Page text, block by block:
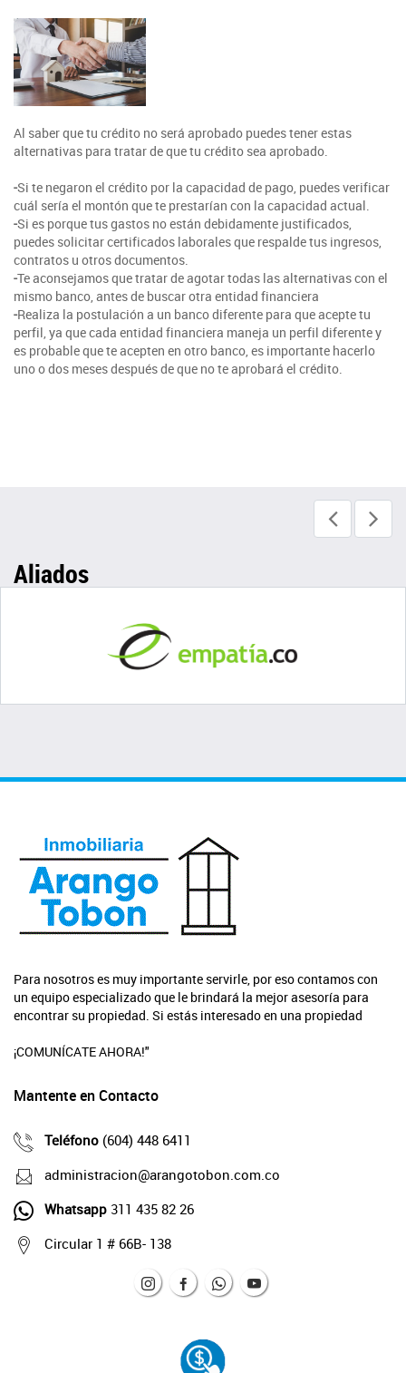
Al saber que tu crédito no será aprobado puedes tener estas
alternativas para tratar de que tu crédito sea aprobado.
-Si te negaron el crédito por la capacidad de pago, puedes verificar
cuál sería el montón que te prestarían con la capacidad actual.
-Si es porque tus gastos no están debidamente justificados,
puedes solicitar certificados laborales que respalde tus ingresos,
contratos u otros documentos.
-Te aconsejamos que tratar de agotar todas las alternativas con el
mismo banco, antes de buscar otra entidad financiera
-Realiza la postulación a un banco diferente para que acepte tu
perfil, ya que cada entidad financiera maneja un perfil diferente y
es probable que te acepten en otro banco, es importante hacerlo
uno o dos meses después de que no te aprobará el crédito.
Aliados
Para nosotros es muy importante servirle, por eso contamos con
un equipo especializado que le brindará la mejor asesoría para
encontrar su propiedad. Si estás interesado en una propiedad
¡COMUNÍCATE AHORA!"
Mantente en Contacto
Teléfono (604) 448 6411
administracion@arangotobon.com.co
Whatsapp 311 435 82 26
Circular 1 # 66B- 138